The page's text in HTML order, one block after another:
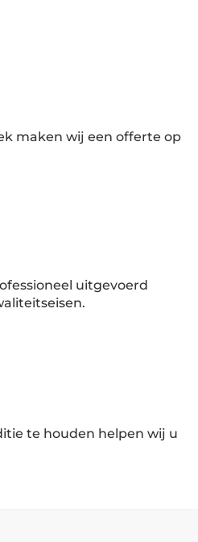
maken wij een offerte op
uitgevoerd
te houden helpen wij u